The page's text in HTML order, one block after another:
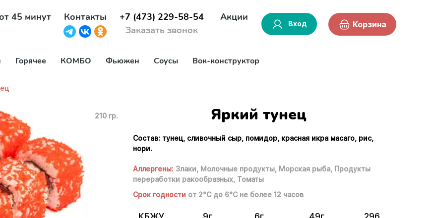
45 минут Контакты
+7 (473) 229-58-54
Заказать звонок
Акции
Вход Корзина
Горячее КОМБО Фьюжен Соусы Вок-конструктор
210 гр. Яркий тунец
Состав: тунец, сливочный сыр, помидор, красная икра масаго, рис,
нори.
Аллергены: Злаки, Молочные продукты, Морская рыба, Продукты
переработки ракообразных, Томаты
Срок годности от 2°С до 6°С не более 12 часов